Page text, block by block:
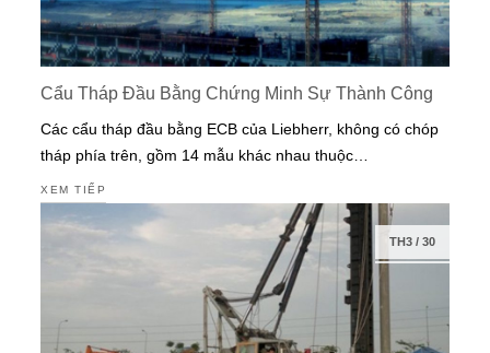
Cẩu Tháp Đầu Bằng Chứng Minh Sự Thành Công
Các cẩu tháp đầu bằng ECB của Liebherr, không có chóp
tháp phía trên, gồm 14 mẫu khác nhau thuộc…
XEM TIẾP
TH3/ 30